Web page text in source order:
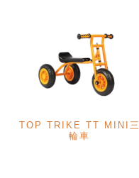
TOP TRIKE TT MINI三
輪車